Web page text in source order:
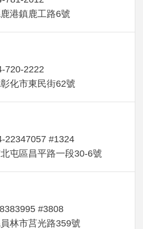
港鎮鹿工路6號
720-2222
化市東民街62號
22347057 #1324
屯區昌平路一段30-6號
#3808
林市莒光路359號